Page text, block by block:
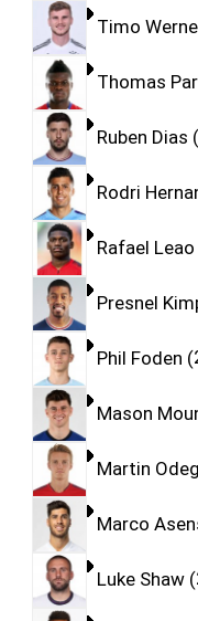
Timo
Thomas
Ruben Dias
Rodri
Rafael Leao
Presnel
Phil Foden
Mason
Martin
Marco
Luke Shaw